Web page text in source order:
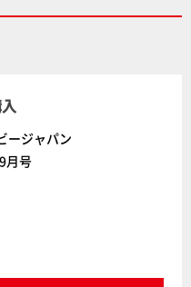
日（月）11:59まで応募受付
ージャパン
月号